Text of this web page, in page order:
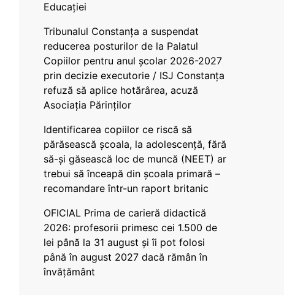
Educației
Tribunalul Constanța a suspendat
reducerea posturilor de la Palatul
Copiilor pentru anul școlar 2026-2027
prin decizie executorie / ISJ Constanța
refuză să aplice hotărârea, acuză
Asociația Părinților
Identificarea copiilor ce riscă să
părăsească școala, la adolescență, fără
să-și găsească loc de muncă (NEET) ar
trebui să înceapă din școala primară –
recomandare într-un raport britanic
OFICIAL Prima de carieră didactică
2026: profesorii primesc cei 1.500 de
lei până la 31 august și îi pot folosi
până în august 2027 dacă rămân în
învățământ